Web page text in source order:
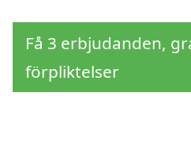
Få 3 erbjudanden,
förpliktelser